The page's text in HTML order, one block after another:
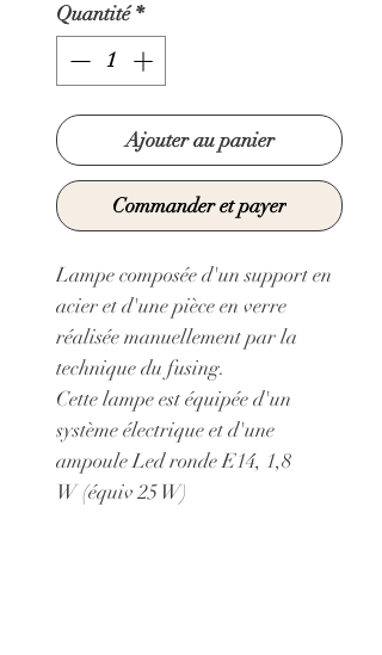
Quantité *
Ajouter au panier
Commander et payer
Lampe composée d'un support en
acier et d'une pièce en verre
réalisée manuellement par la
technique du fusing.
Cette lampe est équipée d'un
système électrique et d'une
ampoule Led ronde E14, 1,8
W (équiv 25 W)